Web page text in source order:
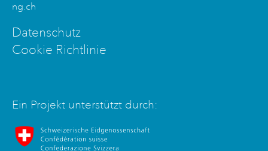
ng.ch
Datenschutz
Cookie Richtlinie
Ein Projekt unterstützt durch: